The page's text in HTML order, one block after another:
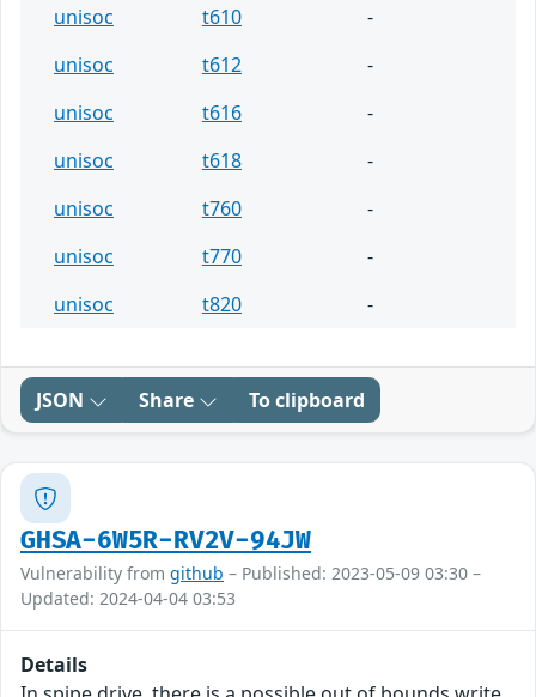
unisoc t610
-
unisoc
t612
-
unisoc
t616
-
unisoc
t618
-
unisoc
t760
-
unisoc
t770
-
unisoc
t820 -
JSON Share To clipboard
GHSA-6W5R-RV2V-94JW
Vulnerability from github – Published: 2023-05-09 03:30 –
Updated: 2024-04-04 03:53
Details